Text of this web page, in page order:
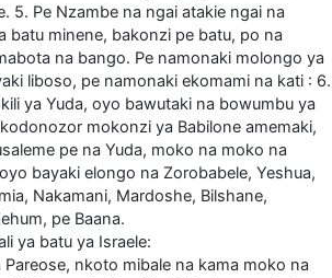
5. Pe Nzambe na ngai atakie ngai na
batu minene, bakonzi pe batu, po na
na bango. Pe namonaki molongo ya
liboso, pe namonaki ekomami na kati : 6.
ya Yuda, oyo bawutaki na bowumbu ya
mokonzi ya Babilone amemaki,
pe na Yuda, moko na moko na
bayaki elongo na Zorobabele, Yeshua,
Nakamani, Mardoshe, Bilshane,
pe Baana.
ya batu ya Israele:
Pareose, nkoto mibale na kama moko na